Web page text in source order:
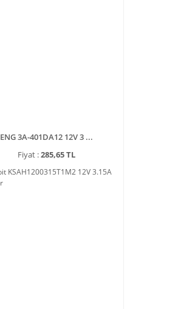
ENG 3A-401DA12 12V 3 ...
Fiyat :285,65 TL